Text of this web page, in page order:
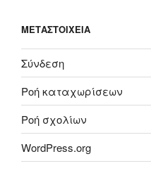
ΜΕΤΑΣΤΟΙΧΕΊΑ
Σύνδεση
Ροή καταχωρίσεων
Ροή σχολίων
WordPress.org